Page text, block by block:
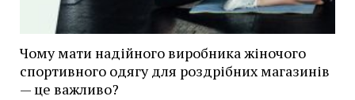
Чому мати надійного виробника жіночого
спортивного одягу для роздрібних магазинів
— це важливо?